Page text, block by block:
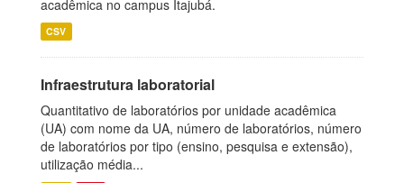
acadêmica no campus Itajubá.
CSV
Infraestrutura laboratorial
Quantitativo de laboratórios por unidade acadêmica
(UA) com nome da UA, número de laboratórios, número
de laboratórios por tipo (ensino, pesquisa e extensão),
utilização média...